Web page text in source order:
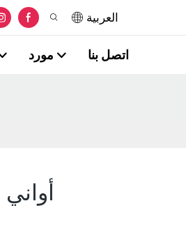
العربية
مورد اتصل بنا